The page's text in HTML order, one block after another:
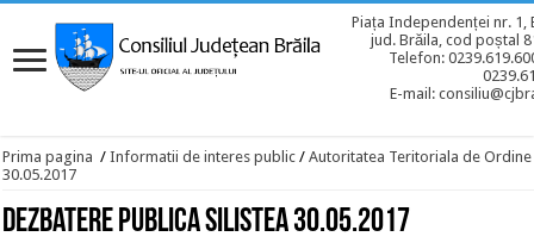
Piața Independenței nr. 1,
jud. Brăila, cod poștal
Telefon:
E-mail:
Prima pagina / Informatii de interes public / Autoritatea Teritoriala de Ordine
30.05.2017
Dezbatere publica Silistea 30.05.2017